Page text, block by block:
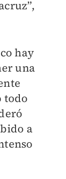
hay
una
todo
a